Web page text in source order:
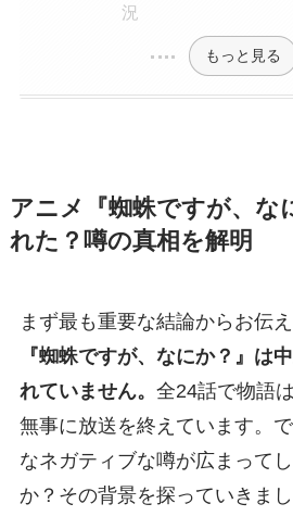
況
もっと見る
アニメ『蜘蛛ですが、な
れた？噂の真相を解明
まず最も重要な結論からお伝え
『蜘蛛ですが、なにか？』は
れていません。 全24話で物語
無事に放送を終えています。
なネガティブな噂が広まって
か？その背景を探っていきまし